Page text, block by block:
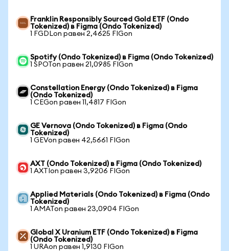
Franklin Responsibly Sourced Gold ETF (Ondo
Tokenized) в Figma (Ondo Tokenized)
1 FGDLon равен 2,4625 FIGon
Spotify (Ondo Tokenized) в Figma (Ondo Tokenized)
1 SPOTon равен 21,0985 FIGon
Constellation Energy (Ondo Tokenized) в Figma
(Ondo Tokenized)
1 CEGon равен 11,4817 FIGon
GE Vernova (Ondo Tokenized) в Figma (Ondo
Tokenized)
1 GEVon равен 42,5661 FIGon
AXT (Ondo Tokenized) в Figma (Ondo Tokenized)
1 AXTIon равен 3,9206 FIGon
Applied Materials (Ondo Tokenized) в Figma (Ondo
Tokenized)
1 AMATon равен 23,0904 FIGon
Global X Uranium ETF (Ondo Tokenized) в Figma
(Ondo Tokenized)
1 URAon равен 1,9130 FIGon